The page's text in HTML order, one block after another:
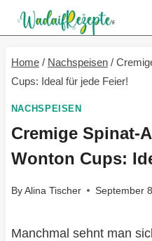
Skip
to
content
Home / Nachspeisen /
Cups: Ideal für jede Feier!
NACHSPEISEN
Cremige Spinat-
Wonton Cups:
ByAlina Tischer September
Manchmal sehnt man